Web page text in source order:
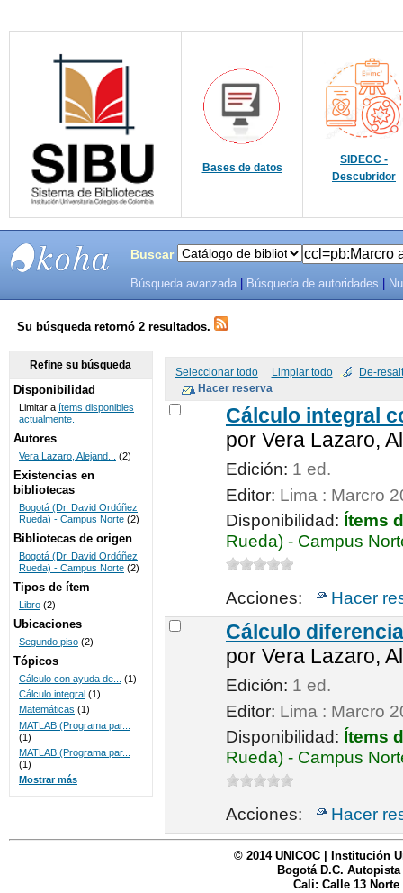
Bases de datos
SIDECC -
Descubridor
SISTEMAS
DE
BIBLIOTECAS
UNICOC
Buscar
Búsqueda avanzada Búsqueda de autoridades
Su búsqueda retornó 2 resultados.
Seleccionar todo Limpiar todo De-
Cálculo integral
por Vera Lazaro,
Edición: 1 ed.
Editor: Lima : Marcro
Disponibilidad: Ítems
Rueda) - Campus
Acciones: Hacer
Cálculo
por Vera Lazaro,
Edición: 1 ed.
Editor: Lima : Marcro
Disponibilidad: Ítems
Rueda) - Campus
Acciones: Hacer
Refine su búsqueda
Disponibilidad
Limitar a ítems disponibles
actualmente.
Autores
Vera Lazaro, Alejand... (2)
Existencias en
bibliotecas
Bogotá (Dr. David Ordóñez
Rueda) - Campus Norte (2)
Bibliotecas de origen
Bogotá (Dr. David Ordóñez
Rueda) - Campus Norte (2)
Tipos de ítem
Libro (2)
Ubicaciones
Segundo piso (2)
Tópicos
Cálculo con ayuda de...
(1)
Cálculo integral (1)
Matemáticas (1)
MATLAB (Programa par...
(1)
MATLAB (Programa par...
(1)
Mostrar más
© 2014 UNICOC | Institución
Bogotá D.C. Autopista
Cali: Calle 13 Norte